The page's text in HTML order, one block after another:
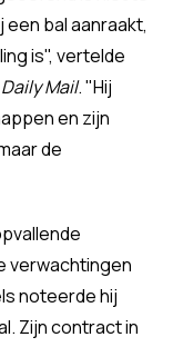
bal aanraakt,
is", vertelde
Daily Mail. "Hij
en zijn
de
verwachtingen
noteerde hij
Zijn contract in